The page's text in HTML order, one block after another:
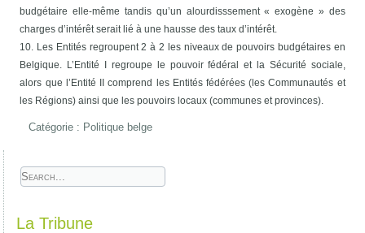
budgétaire elle-même tandis qu’un alourdisssement « exogène » des
charges d’intérêt serait lié à une hausse des taux d’intérêt.
10. Les Entités regroupent 2 à 2 les niveaux de pouvoirs budgétaires en
Belgique. L’Entité I regroupe le pouvoir fédéral et la Sécurité sociale,
alors que l’Entité II comprend les Entités fédérées (les Communautés et
les Régions) ainsi que les pouvoirs locaux (communes et provinces).
Catégorie : Politique belge
La Tribune